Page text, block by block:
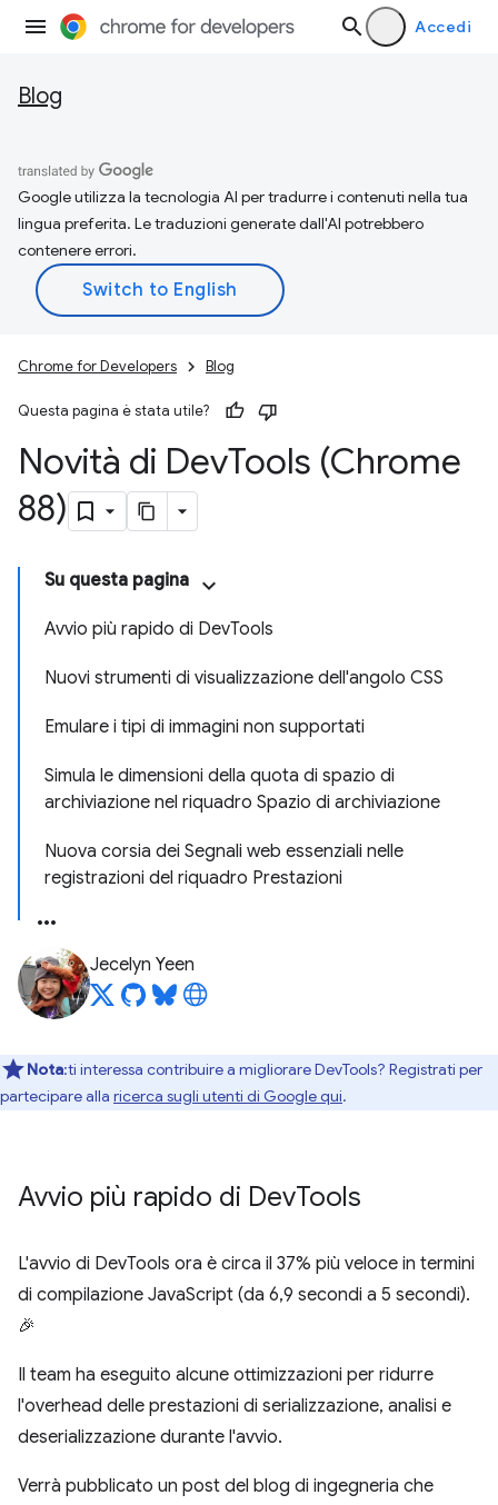
Accedi
Blog
Google utilizza la tecnologia AI per tradurre i contenuti nella tua
lingua preferita. Le traduzioni generate dall'AI potrebbero
contenere errori.
Chrome for Developers Blog
Questa pagina è stata utile?
Novità di DevTools (Chrome
88)
Su questa pagina
Avvio più rapido di DevTools
Nuovi strumenti di visualizzazione dell'angolo CSS
Emulare i tipi di immagini non supportati
Simula le dimensioni della quota di spazio di
archiviazione nel riquadro Spazio di archiviazione
Nuova corsia dei Segnali web essenziali nelle
registrazioni del riquadro Prestazioni
Jecelyn Yeen
Nota:ti interessa contribuire a migliorare DevTools? Registrati per
partecipare alla ricerca sugli utenti di Google qui.
Avvio più rapido di DevTools
L'avvio di DevTools ora è circa il 37% più veloce in termini
di compilazione JavaScript (da 6,9 secondi a 5 secondi).
🎉
Il team ha eseguito alcune ottimizzazioni per ridurre
l'overhead delle prestazioni di serializzazione, analisi e
deserializzazione durante l'avvio.
Verrà pubblicato un post del blog di ingegneria che